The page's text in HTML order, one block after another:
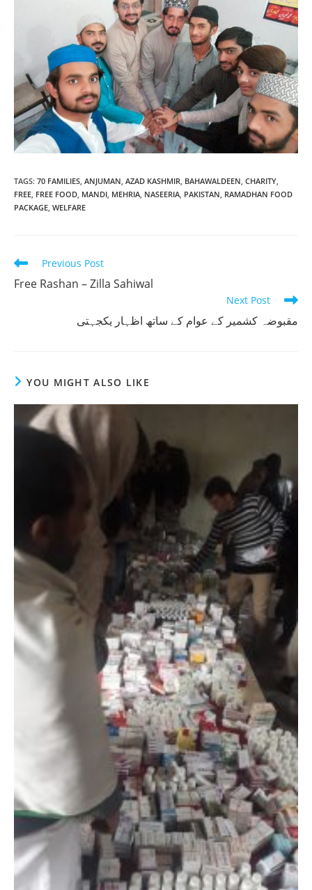
TAGS: 70 FAMILIES, ANJUMAN, AZAD KASHMIR, BAHAWALDEEN, CHARITY,
FREE, FREE FOOD, MANDI, MEHRIA, NASEERIA, PAKISTAN, RAMADHAN FOOD
PACKAGE, WELFARE
Read
articles
Previous Post
Free Rashan – Zilla Sahiwal
Next Post
مقبوضہ کشمیر کے عوام کے ساتھ اظہار یکجہتی
YOU MIGHT ALSO LIKE